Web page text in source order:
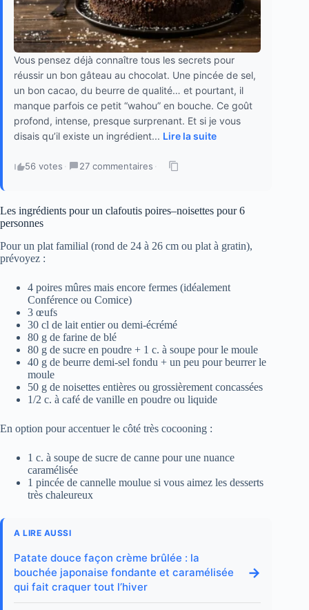
Vous pensez déjà connaître tous les secrets pour
réussir un bon gâteau au chocolat. Une pincée de sel,
un bon cacao, du beurre de qualité… et pourtant, il
manque parfois ce petit “wahou” en bouche. Ce goût
profond, intense, presque surprenant. Et si je vous
disais qu’il existe un ingrédient... Lire la suite
56 votes · 27 commentaires ·
Les ingrédients pour un clafoutis poires–noisettes pour 6
personnes
Pour un plat familial (rond de 24 à 26 cm ou plat à gratin),
prévoyez :
4 poires mûres mais encore fermes (idéalement
Conférence ou Comice)
3 œufs
30 cl de lait entier ou demi-écrémé
80 g de farine de blé
80 g de sucre en poudre + 1 c. à soupe pour le moule
40 g de beurre demi-sel fondu + un peu pour beurrer le
moule
50 g de noisettes entières ou grossièrement concassées
1/2 c. à café de vanille en poudre ou liquide
En option pour accentuer le côté très cocooning :
1 c. à soupe de sucre de canne pour une nuance
caramélisée
1 pincée de cannelle moulue si vous aimez les desserts
très chaleureux
A LIRE AUSSI
Patate douce façon crème brûlée : la
bouchée japonaise fondante et caramélisée
qui fait craquer tout l’hiver
→